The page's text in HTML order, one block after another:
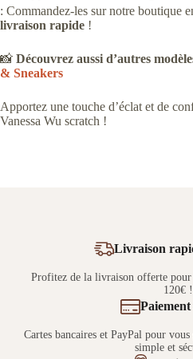
: Commandez-les sur notre boutique
livraison rapide !
📸 Découvrez aussi d’autres
& Sneakers
Apportez une touche d’éclat et de
Vanessa Wu scratch !
Livraison
Profitez de la livraison offerte pour
120€ !
Paiement
Cartes bancaires et PayPal pour
simple et